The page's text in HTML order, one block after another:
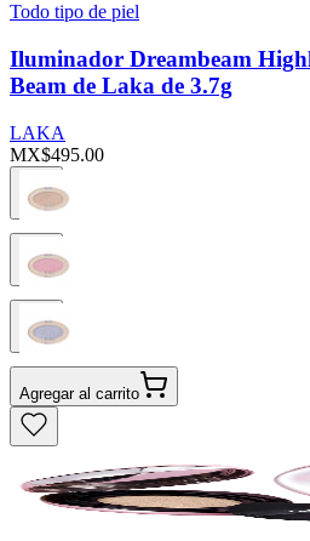
Todo tipo de piel
Iluminador Dreambeam
Beam de Laka de 3.7g
LAKA
MX$495.00
Agregar al carrito